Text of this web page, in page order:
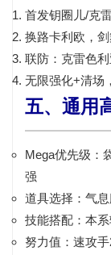
首发钥圈儿/克
换路卡利欧，
联防：克雷色
无限强化+清场
五、通用
Mega优先级 ：
强
道具选择 ：气
技能搭配 ：本
努力值 ：速攻手